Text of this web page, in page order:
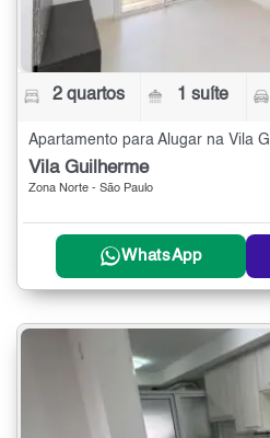
2 quartos 1 suíte
Vila Guilherme
Zona Norte - São Paulo
WhatsApp